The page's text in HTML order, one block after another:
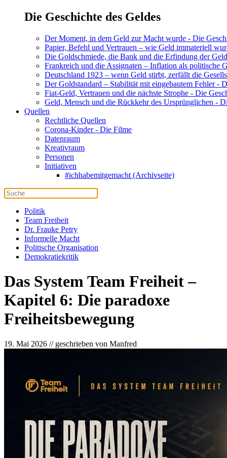
Die Geschichte des Geldes
Der Moment, in dem Geld zur Macht wurde - Die
Papier, Befehl und Vertrauen – wie Geld immateriell
Die Goldschmiede, die Bank und die Erfindung der
Frankreich und die Assignaten – Inflation als politische
Deutschland 1923 – wenn Geld stirbt, zerfällt die
Der Goldstandard – Stabilität mit eingebautem Fehler -
Fiat-Geld, Vertrauen und die nächste Strophe - Die
Geld, Mensch und die Rückkehr des Ursprünglichen -
Quellen
Rechtliche Quellen
Corona-Kinder - Die Filme
Datenraum
Kreativraum
Personen
Initiativen
#ichhabemitgemacht (Archivseite)
Politik
Team Freiheit
Dr. Frauke Petry
Informelle Macht
Politische Organisation
Demokratiekritik
Das System Team Freiheit –
Kapitel 6: Die paradoxe
Freiheitsbewegung
19. Mai 2026 // geschrieben von Manfred